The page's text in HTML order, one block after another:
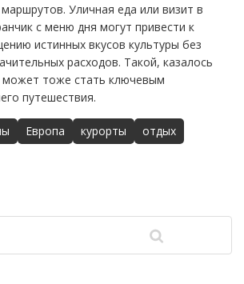
Уличная еда или визит в
с меню дня могут привести к
истинных вкусов культуры без
расходов. Такой, казалось
тоже стать ключевым
путешествия.
Европа курорты отдых